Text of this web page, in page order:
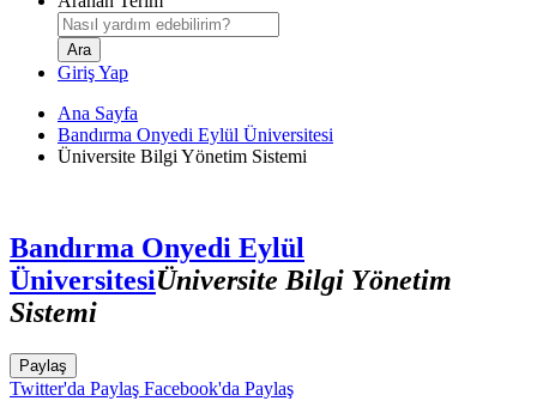
Giriş Yap
Ana Sayfa
Bandırma Onyedi Eylül Üniversitesi
Üniversite Bilgi Yönetim Sistemi
Bandırma Onyedi Eylül
ÜniversitesiÜniversite Bilgi Yönetim
Sistemi
Paylaş
Twitter'da Paylaş Facebook'da Paylaş